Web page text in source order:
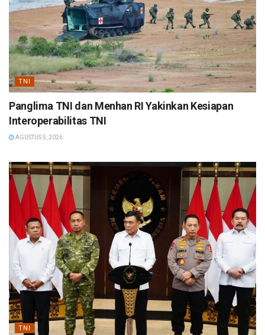
TNI
Panglima TNI dan Menhan RI Yakinkan Kesiapan
Interoperabilitas TNI
AGUSTUS 5, 2026
TNI